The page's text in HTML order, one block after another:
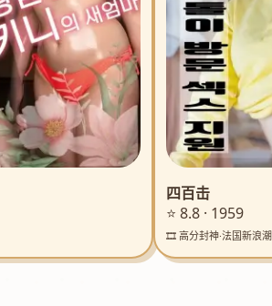
四百击
⭐ 8.8 · 1959
🎞️ 高分封神·法国新浪潮